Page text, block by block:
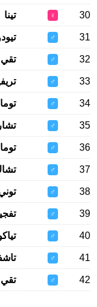
30
♀ تينا
31
♂
32
♂ تقي
33
♂
34
♂
35
♂
36
♂
37
♂
38
♂
39
♂
40
♂
41
♂
42
♂ تقي